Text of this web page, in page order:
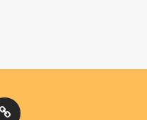
Кіномандри